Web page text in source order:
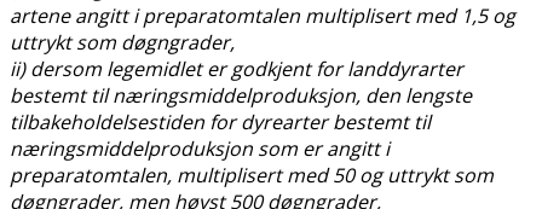
artene angitt i preparatomtalen multiplisert med 1,5 og
uttrykt som døgngrader,
ii) dersom legemidlet er godkjent for landdyrarter
bestemt til næringsmiddelproduksjon, den lengste
tilbakeholdelsestiden for dyrearter bestemt til
næringsmiddelproduksjon som er angitt i
preparatomtalen, multiplisert med 50 og uttrykt som
døgngrader, men høyst 500 døgngrader,